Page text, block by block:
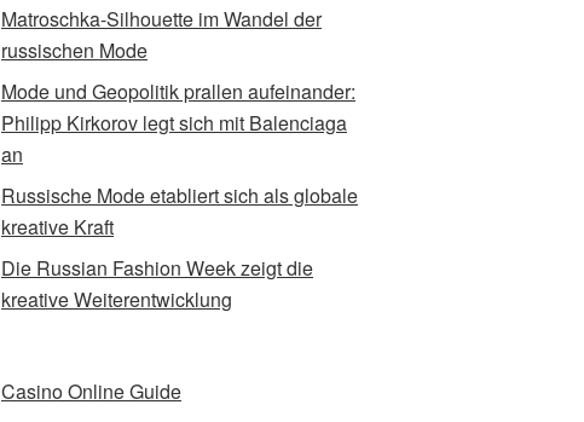
Matroschka-Silhouette im Wandel der
russischen Mode
Mode und Geopolitik prallen aufeinander:
Philipp Kirkorov legt sich mit Balenciaga
an
Russische Mode etabliert sich als globale
kreative Kraft
Die Russian Fashion Week zeigt die
kreative Weiterentwicklung
Casino Online Guide